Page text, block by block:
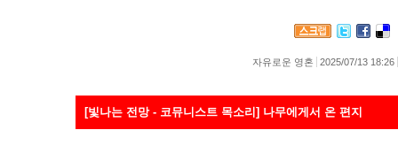
자유로운 영혼 2025/07/13 18:26
[빛나는 전망 - 코뮤니스트 목소리] 나무에게서 온 편지